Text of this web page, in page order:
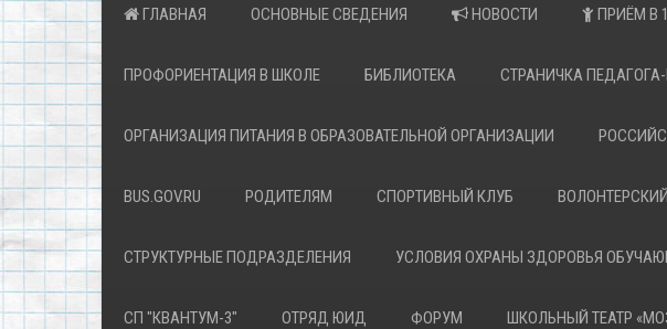
ГЛАВНАЯ ОСНОВНЫЕ СВЕДЕНИЯ НОВОСТИ ПРИЁМ В
ПРОФОРИЕНТАЦИЯ В ШКОЛЕ БИБЛИОТЕКА СТРАНИЧКА
ОРГАНИЗАЦИЯ ПИТАНИЯ В ОБРАЗОВАТЕЛЬНОЙ ОРГАНИЗАЦИИ
BUS.GOV.RU РОДИТЕЛЯМ СПОРТИВНЫЙ КЛУБ
СТРУКТУРНЫЕ ПОДРАЗДЕЛЕНИЯ УСЛОВИЯ ОХРАНЫ ЗДОРОВЬЯ
СП "КВАНТУМ-3" ОТРЯД ЮИД ФОРУМ ШКОЛЬНЫЙ ТЕАТР